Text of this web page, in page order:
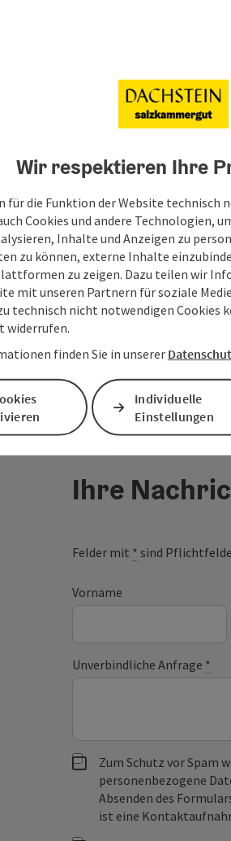
Ihre
Felder mit * sind
Vorname
Unverbindliche Anfrage *
Zum Schutz vor Spam
personenbezogene
Absenden des
ist eine
Wir respektieren Ihre
für die Funktion der Website technisch
Cookies und andere Technologien,
Inhalte und Anzeigen zu
zu können, externe Inhalte
zu zeigen. Dazu teilen wir
mit unseren Partnern für soziale
technisch nicht notwendigen Cookies
widerrufen.
finden Sie in unserer
Individuelle
Einstellungen